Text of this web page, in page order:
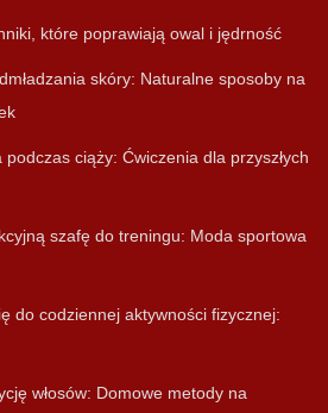
które poprawiają owal i jędrność
skóry: Naturalne sposoby na
ciąży: Ćwiczenia dla przyszłych
szafę do treningu: Moda sportowa
do codziennej aktywności fizycznej:
włosów: Domowe metody na